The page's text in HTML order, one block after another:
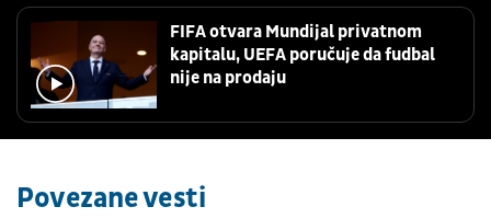
FIFA otvara Mundijal privatnom
kapitalu, UEFA poručuje da fudbal
nije na prodaju
Povezane vesti